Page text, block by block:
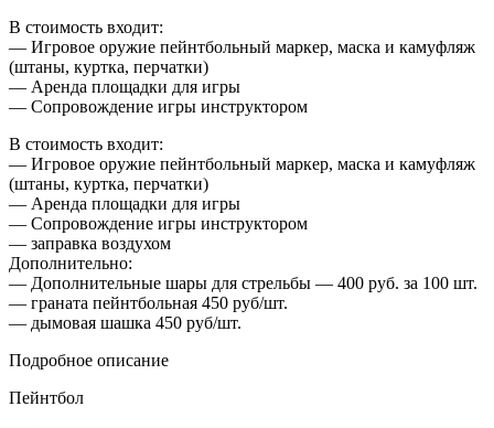
В стоимость входит:
— Игровое оружие пейнтбольный маркер, маска и камуфляж
(штаны, куртка, перчатки)
— Аренда площадки для игры
— Сопровождение игры инструктором
В стоимость входит:
— Игровое оружие пейнтбольный маркер, маска и камуфляж
(штаны, куртка, перчатки)
— Аренда площадки для игры
— Сопровождение игры инструктором
— заправка воздухом
Дополнительно:
— Дополнительные шары для стрельбы — 400 руб. за 100 шт.
— граната пейнтбольная 450 руб/шт.
— дымовая шашка 450 руб/шт.
Подробное описание
Пейнтбол